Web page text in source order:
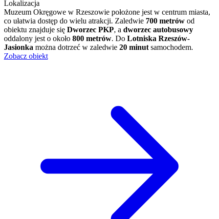
Lokalizacja
Muzeum Okręgowe w Rzeszowie położone jest w centrum miasta,
co ułatwia dostęp do wielu atrakcji. Zaledwie 700 metrów od
obiektu znajduje się Dworzec PKP, a dworzec autobusowy
oddalony jest o około 800 metrów. Do Lotniska Rzeszów-
Jasionka można dotrzeć w zaledwie 20 minut samochodem.
Zobacz obiekt